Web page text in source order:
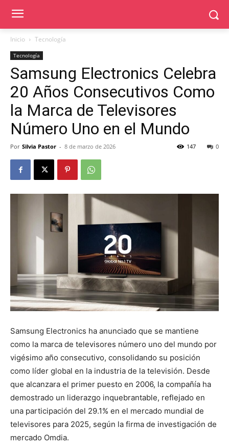
Inicio Tecnología
Tecnología
Samsung Electronics Celebra
20 Años Consecutivos Como
la Marca de Televisores
Número Uno en el Mundo
Por Silvia Pastor - 8 de marzo de 2026 0
147
Samsung Electronics ha anunciado que se mantiene
como la marca de televisores número uno del mundo por
vigésimo año consecutivo, consolidando su posición
como líder global en la industria de la televisión. Desde
que alcanzara el primer puesto en 2006, la compañía ha
demostrado un liderazgo inquebrantable, reflejado en
una participación del 29.1% en el mercado mundial de
televisores para 2025, según la firma de investigación de
mercado Omdia.